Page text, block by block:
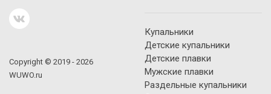
Copyright © 2019 - 2026
WUWO.ru
Купальники
Детские купальники
Детские плавки
Мужские плавки
Раздельные купальники